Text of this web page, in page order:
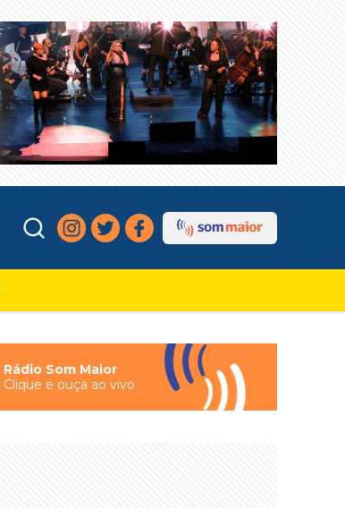
Rádio Som Maior
Clique e ouça ao vivo